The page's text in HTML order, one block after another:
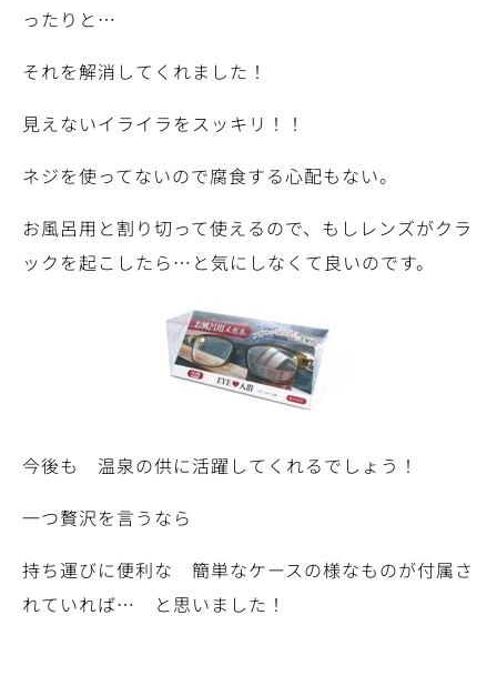
ったりと…
それを解消してくれました！
見えないイライラをスッキリ！！
ネジを使ってないので腐食する心配もない。
お風呂用と割り切って使えるので、もしレンズがクラ
ックを起こしたら…と気にしなくて良いのです。
今後も 温泉の供に活躍してくれるでしょう！
一つ贅沢を言うなら
持ち運びに便利な 簡単なケースの様なものが付属さ
れていれば… と思いました！